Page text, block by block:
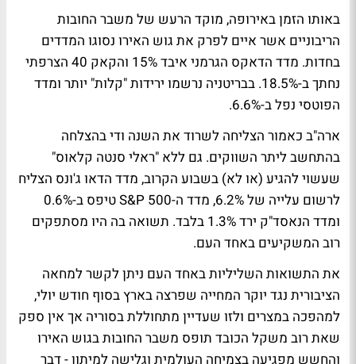
באותו הזמן באירופה, מוקד הרעש של משבר החובות
הריבוניים אשר איים לפרק את גוש האירו נסוגו המדדים
בחדות. מדד הדאקס הגרמני איבד 15% והקאק 40 הצרפתי
נחתך ב-18.5%. בבריטניה נרשמו ירידות "קלות" יותר ומדד
הפוטסי נפל ב-6.6%.
ארה"ב כאמור הצליחה לשרוד את השנה ודי בהצלחה
בהתחשב ליתר השווקים. גם ללא "ראלי סנטה קלאוס"
שעשוי להגיע (או לא) בשבוע הקרוב, מדד הדאו ג'ונס הצליח
לרשום עלייה של 6.2%, מדד ה-S&P 500 טיפס ב-0.6%
ומדד הנאסד"ק ירד 1.3% בלבד. תשואה בה היו מסתפקים
רוב המשקיעים באחד העם.
את התשואות השליליות באחד העם ניתן לקשר למחאה
הציבורית נגד יוקר המחייה שפרצה בארץ בסוף חודש יולי,
למהפכה במצרים ולזו שעדיין מתחוללת בסוריה אך אין ספק
שאת רוב משקל הכובד תופס משבר החובות בגוש האירו
והחשש מפגיעה בצמיחה העולמית וגלישה למיתון - דבר